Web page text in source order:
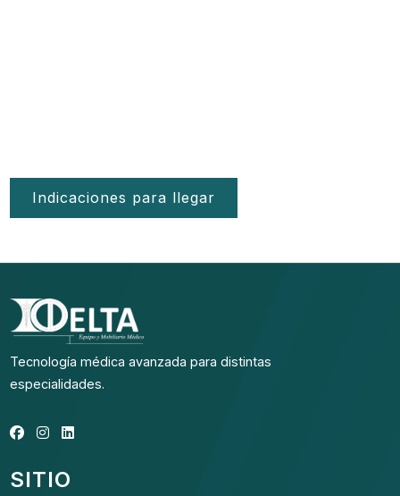
Indicaciones para llegar
Tecnología médica avanzada para distintas
especialidades.
SITIO